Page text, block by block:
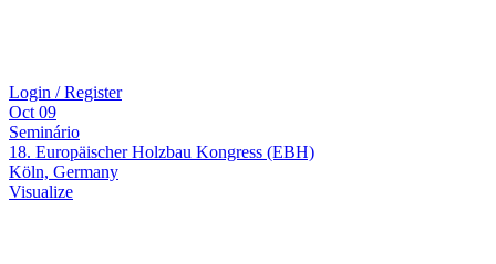
Login / Register
Oct 09
Seminário
18. Europäischer Holzbau Kongress (EBH)
Köln, Germany
Visualize